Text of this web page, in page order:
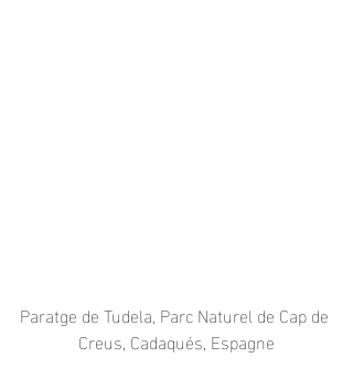
Paratge de Tudela, Parc Naturel de Cap de
Creus, Cadaqués, Espagne